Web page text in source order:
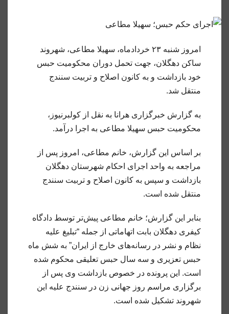
امروز شنبه ۲۳ خردادماه، سهیلا مطاعی، شهروند
ساکن دهگلان، جهت تحمل دوران محکومیت حبس
خود بازداشت و به کانون اصلاح و تربیت سنندج
منتقل شد.
به گزارش خبرگزاری هرانا به نقل از کولبرنیوز،
محکومیت حبس سهیلا مطاعی به اجرا درآمد.
بر اساس این گزارش، خانم مطاعی، امروز پس از
مراجعه به واحد اجرای احکام شهرستان دهگلان
بازداشت و سپس به کانون اصلاح و تربیت سنندج
منتقل شده است.
بنابر این گزارش؛ خانم مطاعی پیش‌تر توسط دادگاه
کیفری دهگلان بابت اتهاماتی از جمله “تبلیغ علیه
نظام و نشر در رسانه‌های خارج از ایران” به شش ماه
حبس تعزیری و سه سال حبس تعلیقی محکوم شده
است. این پرونده در خصوص بازداشت وی پس از
برگزاری مراسم روز جهانی زن در سنندج علیه این
شهروند تشکیل شده است.